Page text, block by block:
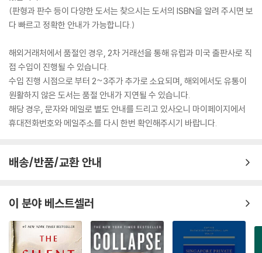
?
Learn all about manipulation psychology with the wisdom of t
Grab your copy today! Scroll up and click the" B
uy Now"button!
(판형과 판수 등이 다양한 도서는 찾으시는 도서의 ISBN을 알려 주시면 보
다 빠르고 정확한 안내가 가능합니다.)
해외거래처에서 품절인 경우, 2차 거래선을 통해 유럽과 미국 출판사로 직
접 수입이 진행될 수 있습니다.
수입 진행 시점으로 부터 2~3주가 추가로 소요되며, 해외에서도 유통이
원활하지 않은 도서는 품절 안내가 지연될 수 있습니다.
해당 경우, 문자와 메일로 별도 안내를 드리고 있사오니 마이페이지에서
휴대전화번호와 메일주소를 다시 한번 확인해주시기 바랍니다.
배송/반품/교환 안내
이 분야 베스트셀러